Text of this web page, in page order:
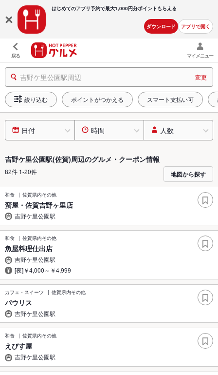
はじめてのアプリ予約で最大1,000円分ポイントもらえる
ダウンロード アプリで開く
戻る マイメニュー
吉野ケ里公園駅周辺 変更
絞り込む ポイントがつかえる スマート支払い可
日付 時間 人数
吉野ケ里公園駅(佐賀)周辺のグルメ・クーポン情報
82件 1-20件 地図から探す
和食 佐賀県内その他
蛮屋・佐賀吉野ヶ里店
吉野ケ里公園駅
和食 佐賀県内その他
魚屋料理仕出店
吉野ケ里公園駅
[夜]￥4,000～￥4,999
カフェ・スイーツ 佐賀県内その他
パウリス
吉野ケ里公園駅
和食 佐賀県内その他
えびす屋
吉野ケ里公園駅